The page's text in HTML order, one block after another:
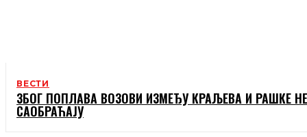
ВЕСТИ
ЗБОГ ПОПЛАВА ВОЗОВИ ИЗМЕЂУ КРАЉЕВА И РАШКЕ НЕ
САОБРАЋАЈУ